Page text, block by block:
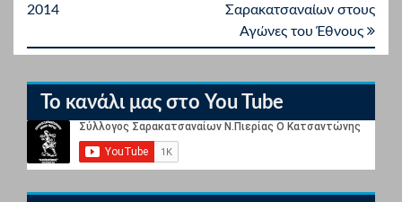
2014
Σαρακατσαναίων στους
Αγώνες του Έθνους
Το κανάλι μας στο You Tube